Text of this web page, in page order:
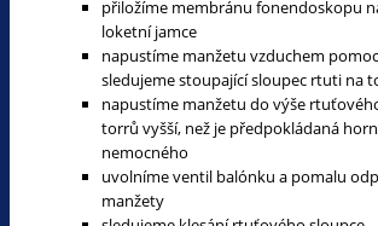
přiložíme membránu fonendoskopu
loketní jamce
napustíme manžetu vzduchem
sledujeme stoupající sloupec rtuti na
napustíme manžetu do výše
torrů vyšší, než je předpokládaná
nemocného
uvolníme ventil balónku a pomalu
manžety